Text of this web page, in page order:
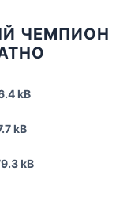
ЧЕМПИОН
kB
kB
kB